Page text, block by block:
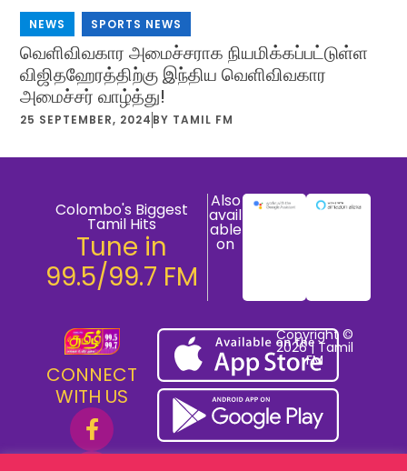
NEWS SPORTS NEWS
வெளிவிவகார அமைச்சராக நியமிக்கப்பட்டுள்ள
விஜிதஹேரத்திற்கு இந்திய வெளிவிவகார
அமைச்சர் வாழ்த்து!
25 SEPTEMBER, 2024 BY TAMIL FM
Colombo's Biggest
Tamil Hits
Tune in
99.5/99.7 FM
Also
avail
able
on
CONNECT
WITH US
Copyright ©
2026 | Tamil
FM